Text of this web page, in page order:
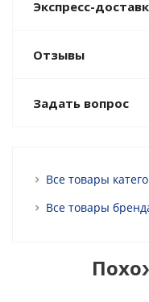
Экспресс-
Отзывы
Задать вопрос
Все товары
Все товары